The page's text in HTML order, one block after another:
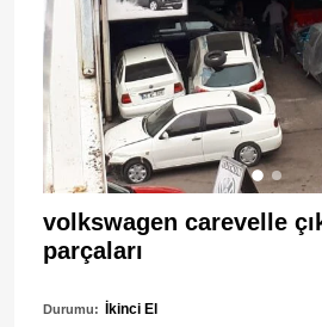
volkswagen carevelle
parçaları
Durumu: İkinci El